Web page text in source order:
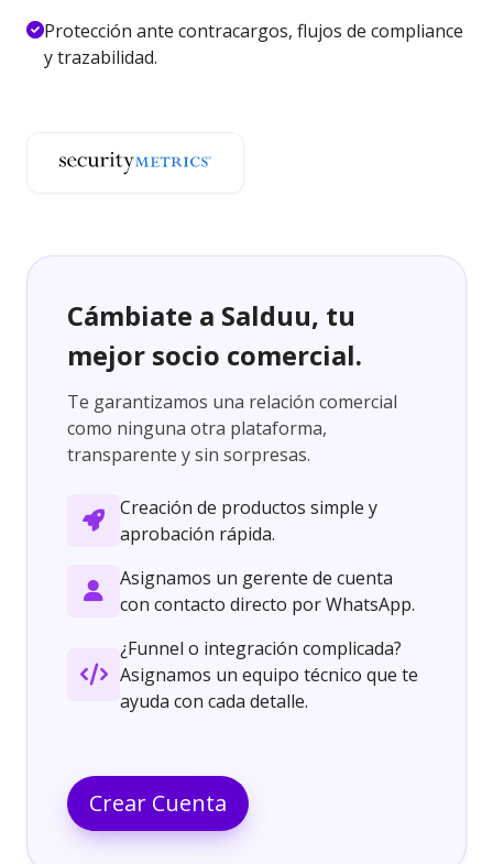
Protección ante contracargos, flujos de compliance
y trazabilidad.
Cámbiate a Salduu, tu
mejor socio comercial.
Te garantizamos una relación comercial
como ninguna otra plataforma,
transparente y sin sorpresas.
Creación de productos simple y
aprobación rápida.
Asignamos un gerente de cuenta
con contacto directo por WhatsApp.
¿Funnel o integración complicada?
Asignamos un equipo técnico que te
ayuda con cada detalle.
Crear Cuenta